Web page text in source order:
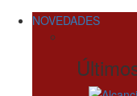
NOVEDADES